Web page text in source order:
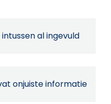
al ingevuld
onjuiste informatie